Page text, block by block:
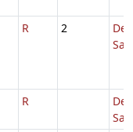
R 2
De
R
De